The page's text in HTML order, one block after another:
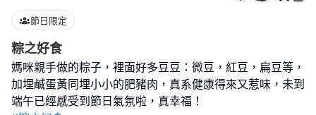
節日限定
粽之好食
媽咪親手做的粽子，裡面好多豆豆：微豆，紅豆，扁豆等，
加埋鹹蛋黃同埋小小的肥豬肉，真系健康得來又惹味，未到